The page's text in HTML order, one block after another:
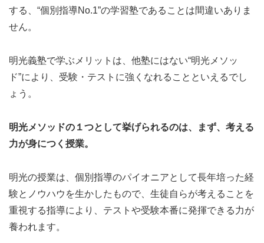
する、“個別指導No.1”の学習塾であることは間違いありま
せん。
明光義塾で学ぶメリットは、他塾にはない“明光メソッ
ド”により、受験・テストに強くなれることといえるでし
ょう。
明光メソッドの１つとして挙げられるのは、まず、考える
力が身につく授業。
明光の授業は、個別指導のパイオニアとして長年培った経
験とノウハウを生かしたもので、生徒自らが考えることを
重視する指導により、テストや受験本番に発揮できる力が
養われます。